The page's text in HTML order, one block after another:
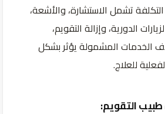
تشمل الاستشارة، والأشعة،
الدورية، وإزالة التقويم،
الخدمات المشمولة يؤثر بشكل
للعلاج.
التقويم: